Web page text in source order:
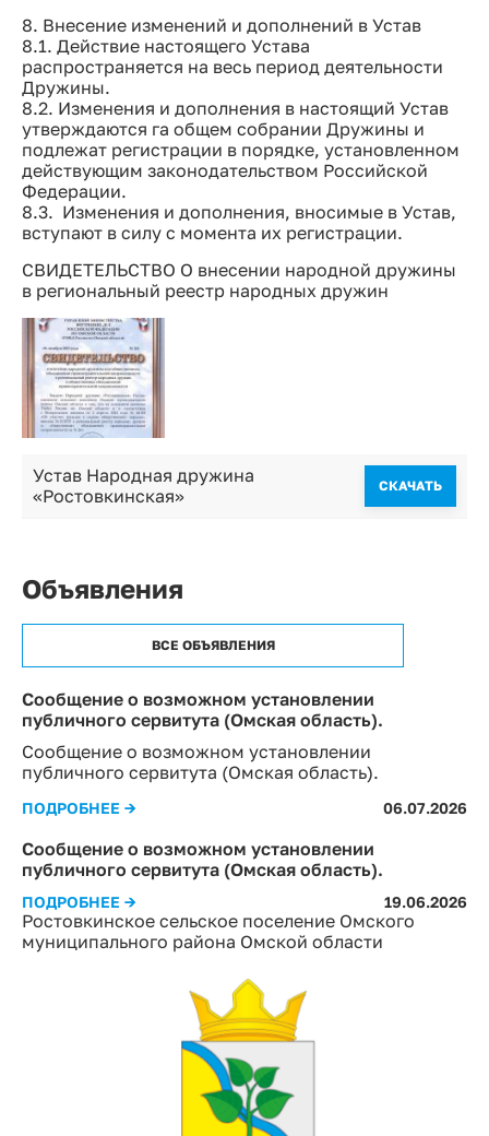
Ростовкинское сельское поселение Омского
муниципального района Омской области
8. Внесение изменений и дополнений в Устав
8.1. Действие настоящего Устава
распространяется на весь период деятельности
Дружины.
8.2. Изменения и дополнения в настоящий Устав
утверждаются га общем собрании Дружины и
подлежат регистрации в порядке, установленном
действующим законодательством Российской
Федерации.
8.3. Изменения и дополнения, вносимые в Устав,
вступают в силу с момента их регистрации.
СВИДЕТЕЛЬСТВО О внесении народной дружины
в региональный реестр народных дружин
Устав Народная дружина
«Ростовкинская»
CКАЧАТЬ
Объявления
ВСЕ ОБЪЯВЛЕНИЯ
Сообщение о возможном установлении
публичного сервитута (Омская область).
Сообщение о возможном установлении
публичного сервитута (Омская область).
ПОДРОБНЕЕ → 06.07.2026
Сообщение о возможном установлении
публичного сервитута (Омская область).
ПОДРОБНЕЕ → 19.06.2026